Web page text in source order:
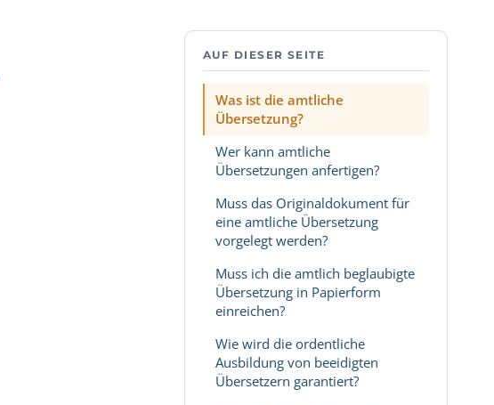
AUF DIESER SEITE
Was ist die amtliche
Übersetzung?
Wer kann amtliche
Übersetzungen anfertigen?
Muss das Originaldokument für
eine amtliche Übersetzung
vorgelegt werden?
Muss ich die amtlich beglaubigte
Übersetzung in Papierform
einreichen?
Wie wird die ordentliche
Ausbildung von beeidigten
Übersetzern garantiert?